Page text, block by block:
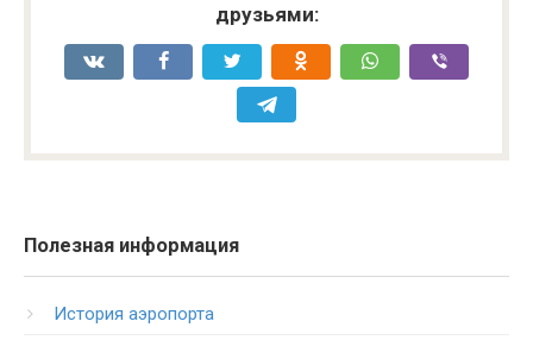
друзьями:
Полезная информация
История аэропорта